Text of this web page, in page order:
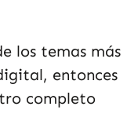
los temas más
entonces
completo